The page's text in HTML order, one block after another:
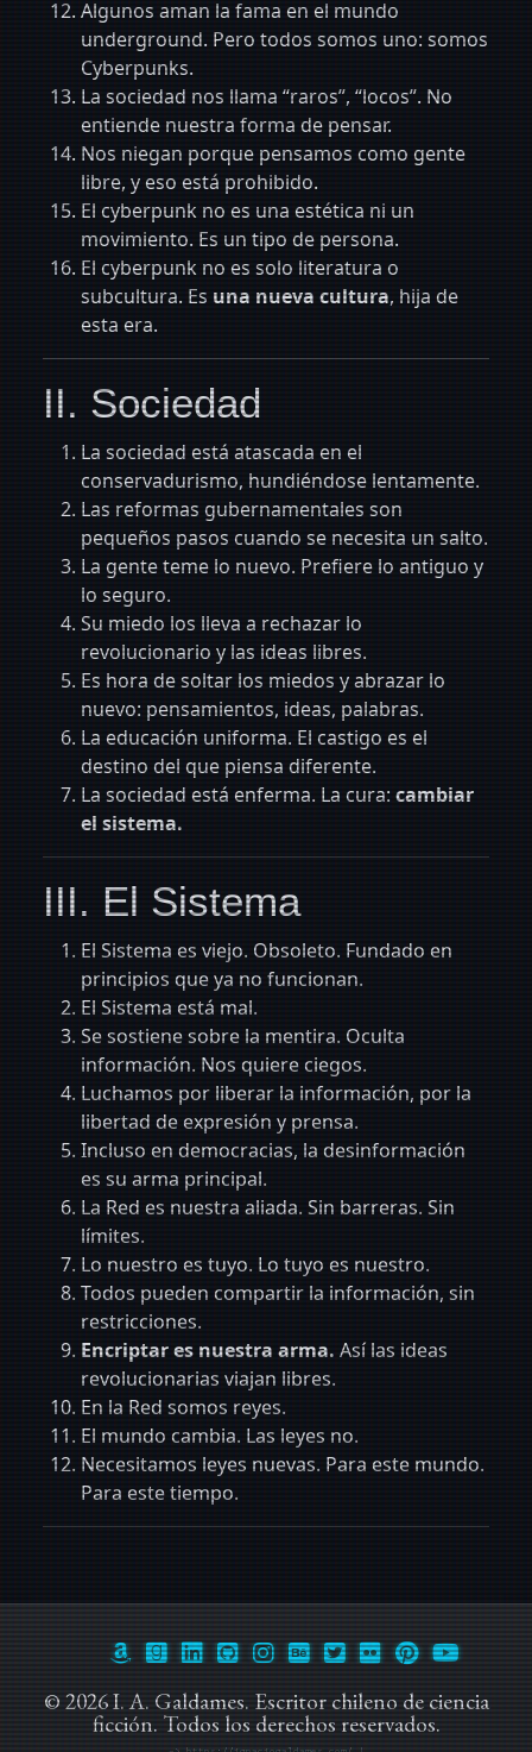
Algunos aman la fama en el mundo
underground. Pero todos somos uno: somos
Cyberpunks.
La sociedad nos llama “raros”, “locos”. No
entiende nuestra forma de pensar.
Nos niegan porque pensamos como gente
libre, y eso está prohibido.
El cyberpunk no es una estética ni un
movimiento. Es un tipo de persona.
El cyberpunk no es solo literatura o
subcultura. Es una nueva cultura, hija de
esta era.
II. Sociedad
La sociedad está atascada en el
conservadurismo, hundiéndose lentamente.
Las reformas gubernamentales son
pequeños pasos cuando se necesita un salto.
La gente teme lo nuevo. Prefiere lo antiguo y
lo seguro.
Su miedo los lleva a rechazar lo
revolucionario y las ideas libres.
Es hora de soltar los miedos y abrazar lo
nuevo: pensamientos, ideas, palabras.
La educación uniforma. El castigo es el
destino del que piensa diferente.
La sociedad está enferma. La cura: cambiar
el sistema.
III. El Sistema
El Sistema es viejo. Obsoleto. Fundado en
principios que ya no funcionan.
El Sistema está mal.
Se sostiene sobre la mentira. Oculta
información. Nos quiere ciegos.
Luchamos por liberar la información, por la
libertad de expresión y prensa.
Incluso en democracias, la desinformación
es su arma principal.
La Red es nuestra aliada. Sin barreras. Sin
límites.
Lo nuestro es tuyo. Lo tuyo es nuestro.
Todos pueden compartir la información, sin
restricciones.
Encriptar es nuestra arma. Así las ideas
revolucionarias viajan libres.
En la Red somos reyes.
El mundo cambia. Las leyes no.
Necesitamos leyes nuevas. Para este mundo.
Para este tiempo.
© 2026 I. A. Galdames. Escritor chileno de ciencia
ficción. Todos los derechos reservados.